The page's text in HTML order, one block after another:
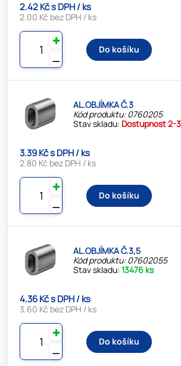
2.42 Kč s DPH / ks
2.00 Kč bez DPH / ks
⚊
✚
Do košíku
AL.OBJÍMKA Č.3
Kód produktu: 0760205
Stav skladu: Dostupnost 2-
3.39 Kč s DPH / ks
2.80 Kč bez DPH / ks
⚊
✚
Do košíku
AL.OBJÍMKA Č.3,5
Kód produktu: 07602055
Stav skladu:13476 ks
4.36 Kč s DPH / ks
3.60 Kč bez DPH / ks
⚊
✚
Do košíku